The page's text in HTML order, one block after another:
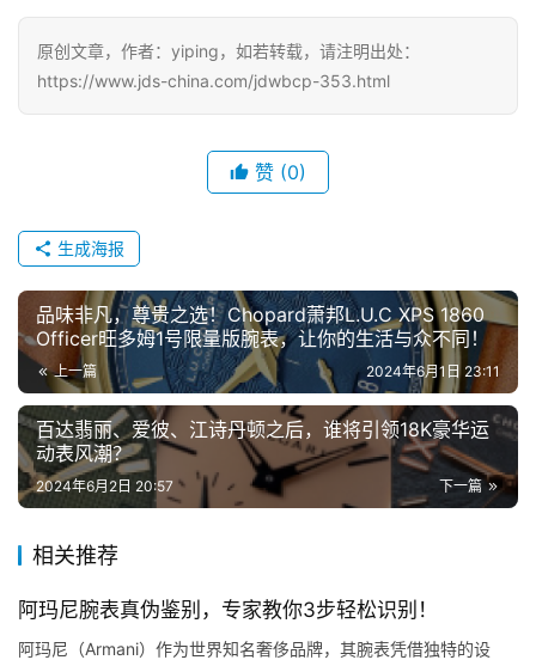
原创文章，作者：yiping，如若转载，请注明出处：
https://www.jds-china.com/jdwbcp-353.html
赞 (0)
生成海报
品味非凡，尊贵之选！Chopard萧邦L.U.C XPS 1860
Officer旺多姆1号限量版腕表，让你的生活与众不同！
上一篇 2024年6月1日 23:11
百达翡丽、爱彼、江诗丹顿之后，谁将引领18K豪华运
动表风潮？
下一篇
2024年6月2日 20:57
相关推荐
阿玛尼腕表真伪鉴别，专家教你3步轻松识别！
阿玛尼（Armani）作为世界知名奢侈品牌，其腕表凭借独特的设